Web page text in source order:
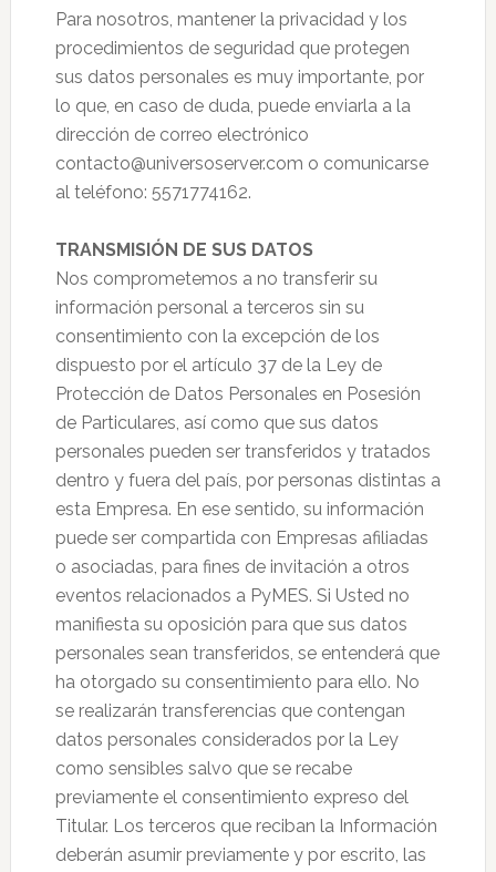
Para nosotros, mantener la privacidad y los
procedimientos de seguridad que protegen
sus datos personales es muy importante, por
lo que, en caso de duda, puede enviarla a la
dirección de correo electrónico
contacto@universoserver.com o comunicarse
al teléfono: 5571774162.
TRANSMISIÓN DE SUS DATOS
Nos comprometemos a no transferir su
información personal a terceros sin su
consentimiento con la excepción de los
dispuesto por el artículo 37 de la Ley de
Protección de Datos Personales en Posesión
de Particulares, así como que sus datos
personales pueden ser transferidos y tratados
dentro y fuera del país, por personas distintas a
esta Empresa. En ese sentido, su información
puede ser compartida con Empresas afiliadas
o asociadas, para fines de invitación a otros
eventos relacionados a PyMES. Si Usted no
manifiesta su oposición para que sus datos
personales sean transferidos, se entenderá que
ha otorgado su consentimiento para ello. No
se realizarán transferencias que contengan
datos personales considerados por la Ley
como sensibles salvo que se recabe
previamente el consentimiento expreso del
Titular. Los terceros que reciban la Información
deberán asumir previamente y por escrito, las